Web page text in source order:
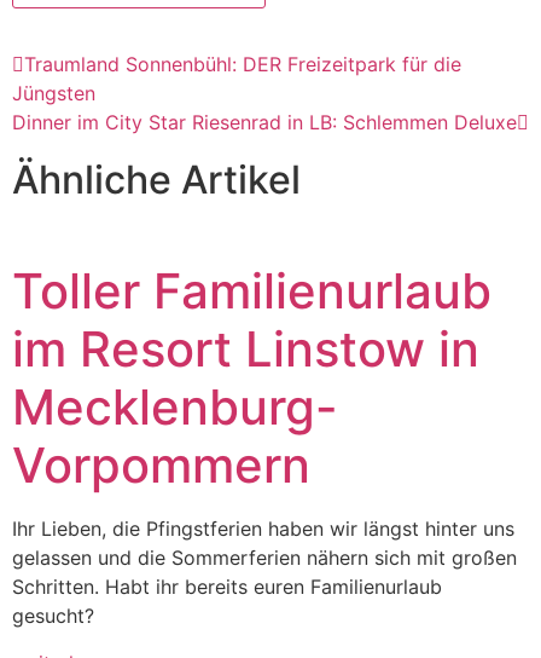
Traumland Sonnenbühl: DER Freizeitpark für die
Jüngsten
Dinner im City Star Riesenrad in LB: Schlemmen Deluxe
Ähnliche Artikel
Toller Familienurlaub
im Resort Linstow in
Mecklenburg-
Vorpommern
Ihr Lieben, die Pfingstferien haben wir längst hinter uns
gelassen und die Sommerferien nähern sich mit großen
Schritten. Habt ihr bereits euren Familienurlaub
gesucht?